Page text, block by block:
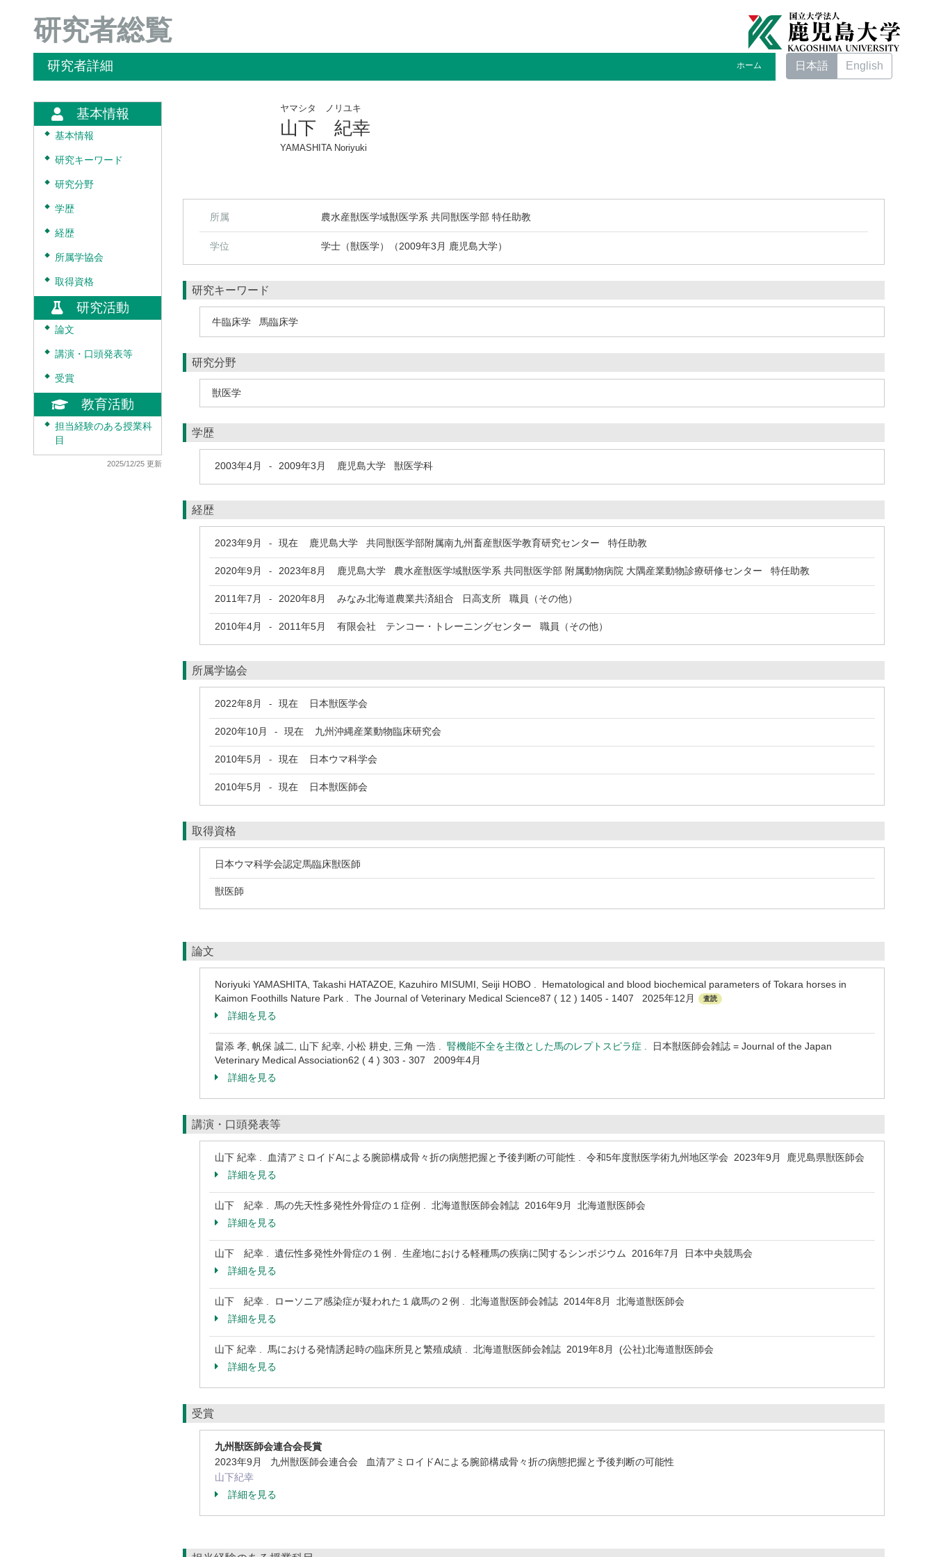
研究者総覧
研究者詳細 ホーム 日本語 English
基本情報
◆ 基本情報
◆ 研究キーワード
◆ 研究分野
◆ 学歴
◆ 経歴
◆ 所属学協会
◆ 取得資格
研究活動
◆ 論文
◆ 講演・口頭発表等
◆ 受賞
教育活動
◆
担当経験のある授業科
目
2025/12/25 更新
ヤマシタ ノリユキ
山下 紀幸
YAMASHITA Noriyuki
所属 農水産獣医学域獣医学系 共同獣医学部 特任助教
学位 学士（獣医学）（2009年3月 鹿児島大学）
研究キーワード
牛臨床学 馬臨床学
研究分野
獣医学
学歴
2003年4月 - 2009年3月 鹿児島大学 獣医学科
経歴
2023年9月 - 現在 鹿児島大学 共同獣医学部附属南九州畜産獣医学教育研究センター 特任助教
2020年9月 - 2023年8月 鹿児島大学 農水産獣医学域獣医学系 共同獣医学部 附属動物病院 大隅産業動物診療研修センター 特任助教
2011年7月 - 2020年8月 みなみ北海道農業共済組合 日高支所 職員（その他）
2010年4月 - 2011年5月 有限会社 テンコー・トレーニングセンター 職員（その他）
所属学協会
2022年8月 - 現在 日本獣医学会
2020年10月 - 現在 九州沖縄産業動物臨床研究会
2010年5月 - 現在 日本ウマ科学会
2010年5月 - 現在 日本獣医師会
取得資格
日本ウマ科学会認定馬臨床獣医師
獣医師
論文
Noriyuki YAMASHITA, Takashi HATAZOE, Kazuhiro MISUMI, Seiji HOBO . Hematological and blood biochemical parameters of Tokara horses in
Kaimon Foothills Nature Park . The Journal of Veterinary Medical Science87 ( 12 ) 1405 - 1407 2025年12月
査読
詳細を見る
畠添 孝, 帆保 誠二, 山下 紀幸, 小松 耕史, 三角 一浩 . 腎機能不全を主徴とした馬のレプトスピラ症 .
日本獣医師会雑誌 = Journal of the Japan
Veterinary Medical Association62 ( 4 ) 303 - 307 2009年4月
詳細を見る
講演・口頭発表等
山下 紀幸 . 血清アミロイドAによる腕節構成骨々折の病態把握と予後判断の可能性 . 令和5年度獣医学術九州地区学会 2023年9月 鹿児島県獣医師会
詳細を見る
山下 紀幸 . 馬の先天性多発性外骨症の１症例 . 北海道獣医師会雑誌 2016年9月 北海道獣医師会
詳細を見る
山下 紀幸 . 遺伝性多発性外骨症の１例 . 生産地における軽種馬の疾病に関するシンポジウム 2016年7月 日本中央競馬会
詳細を見る
山下 紀幸 . ローソニア感染症が疑われた１歳馬の２例 . 北海道獣医師会雑誌 2014年8月 北海道獣医師会
詳細を見る
山下 紀幸 . 馬における発情誘起時の臨床所見と繁殖成績 . 北海道獣医師会雑誌 2019年8月 (公社)北海道獣医師会
詳細を見る
受賞
九州獣医師会連合会長賞
2023年9月 九州獣医師会連合会 血清アミロイドAによる腕節構成骨々折の病態把握と予後判断の可能性
山下紀幸
詳細を見る